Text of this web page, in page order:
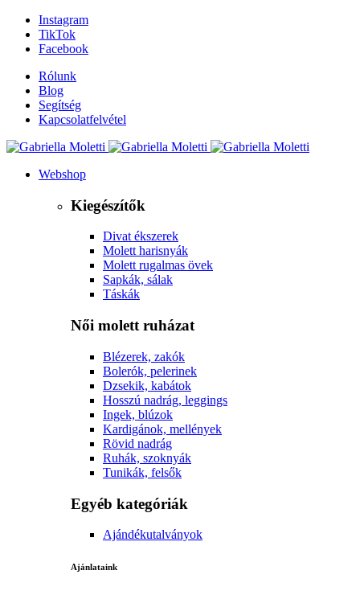
Instagram
TikTok
Facebook
Rólunk
Blog
Segítség
Kapcsolatfelvétel
Webshop
Kiegészítők
Divat ékszerek
Molett harisnyák
Molett rugalmas övek
Sapkák, sálak
Táskák
Női molett ruházat
Blézerek, zakók
Bolerók, pelerinek
Dzsekik, kabátok
Hosszú nadrág, leggings
Ingek, blúzok
Kardigánok, mellények
Rövid nadrág
Ruhák, szoknyák
Tunikák, felsők
Egyéb kategóriák
Ajándékutalványok
Ajánlataink